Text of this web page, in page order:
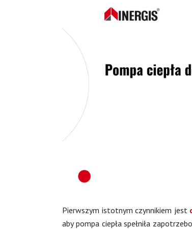
Pierwszym istotnym czynnikiem jest
aby pompa ciepła spełniła